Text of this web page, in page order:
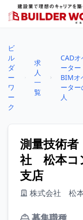
ビ
ル
ダ
ー
ワ
ー
ク
求
人
一
覧
CADオ
ーター
BIMオ
ーター
人
測量技術
社 松本コ
支店
株式会社 松
募集職種